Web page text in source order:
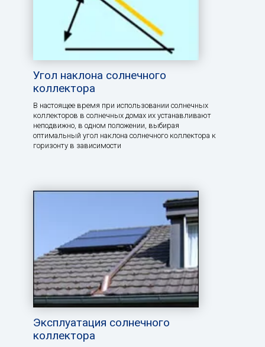
Угол наклона солнечного
коллектора
В настоящее время при использовании солнечных
коллекторов в солнечных домах их устанавливают
неподвижно, в одном положении, выбирая
оптимальный угол наклона солнечного коллектора к
горизонту в зависимости
Эксплуатация солнечного
коллектора